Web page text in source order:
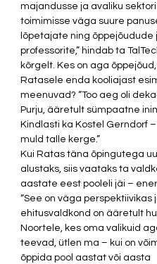
majandusse ja avaliku sektori
toimimisse väga suure
lõpetajate ning õppejõudude
professorite,” hindab ta
kõrgelt. Kes on aga
Ratasele enda kooliajast
meenuvad? “Too aeg oli
Purju, ääretult sümpaatne
Kindlasti ka Kostel Gerndorf
muld talle kerge.”
Kui Ratas täna õpingutega
alustaks, siis vaataks ta
aastate eest pooleli jäi –
“See on väga perspektiivikas
ehitusvaldkond on ääretult
Noortele, kes oma valikuid
teevad, ütlen ma – kui on
õppida pool aastat või aasta